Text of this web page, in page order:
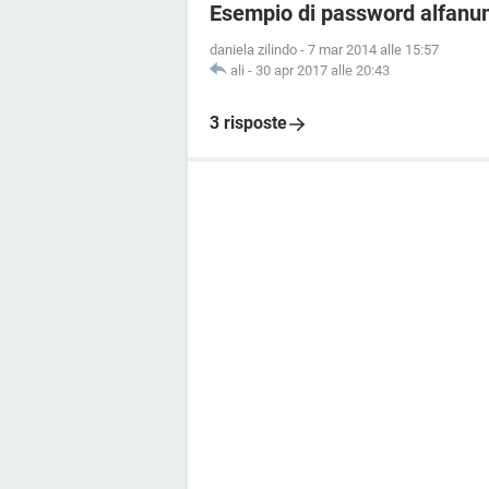
Esempio di password
daniela zilindo - 7 mar 2014 alle 15:57
ali - 30 apr 2017 alle 20:43
3 risposte